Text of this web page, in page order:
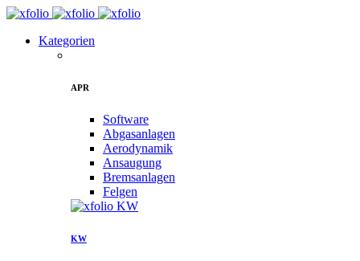
Kategorien
APR
Software
Abgasanlagen
Aerodynamik
Ansaugung
Bremsanlagen
Felgen
KW